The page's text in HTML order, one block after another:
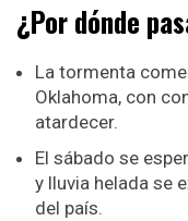
¿Por dónde
La tormenta
Oklahoma, con
atardecer.
El sábado se
y lluvia helada se
del país.